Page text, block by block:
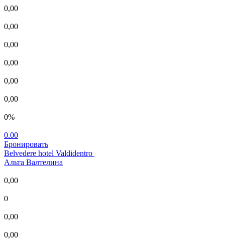
0,00
0,00
0,00
0,00
0,00
0,00
0%
0.00
Бронировать
Belvedere hotel Valdidentro
Альта Валтелина
0,00
0
0,00
0,00